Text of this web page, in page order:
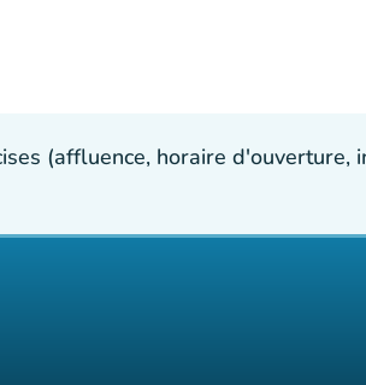
(affluence, horaire